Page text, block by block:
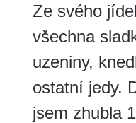
Ze svého
všechna
uzeniny,
ostatní jedy.
jsem zhubla